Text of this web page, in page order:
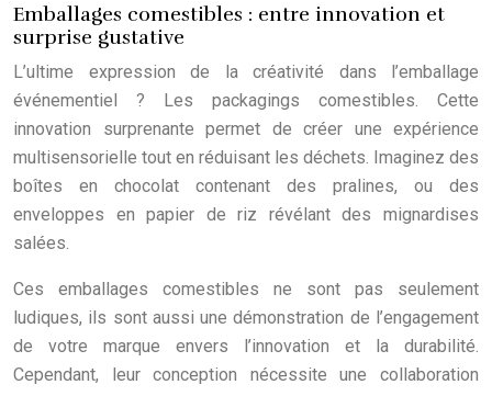
Emballages comestibles : entre innovation et
surprise gustative
L’ultime expression de la créativité dans l’emballage
événementiel ? Les packagings comestibles. Cette
innovation surprenante permet de créer une expérience
multisensorielle tout en réduisant les déchets. Imaginez des
boîtes en chocolat contenant des pralines, ou des
enveloppes en papier de riz révélant des mignardises
salées.
Ces emballages comestibles ne sont pas seulement
ludiques, ils sont aussi une démonstration de l’engagement
de votre marque envers l’innovation et la durabilité.
Cependant, leur conception nécessite une collaboration